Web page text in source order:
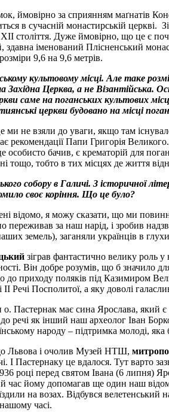
ймовірно за сприянням маґнатів
в сучасній монастирській
століття. Дуже ймовірно, що це є
здавна іменований Плісненський
9,6 на 9,6 метрів.
культовому місці. Але таке
Західна Церква, а не
саме на поганських культових
церкви будовано на місці
не взяли до уваги, якщо там
рекомендації Папи Григорія
бачив, є крематорій для
тощо, тобто в тих місцях де життя
собору в Галичі. З історичної
своє коріння. Що це було?
відомо, я можу сказати, що ми
за наш нарід, і зробив
земель), заганяли українців в
зіграв фантастично велику роль у
Він добре розумів, що б значило
приходу поляків під Казимиром
Речі Посполитої, а яку доволі
Пастернак має сина Ярослава, який
речі як інший наш археолог Іван
народу – підтримка молоді, яка
Львова і очолив Музей НТШ,
І Пастернаку це вдалося. Тут варто
році перед святом Івана (6 липня)
йому допомагав ще один наш
на возах. Відбувся велетенський
часі.